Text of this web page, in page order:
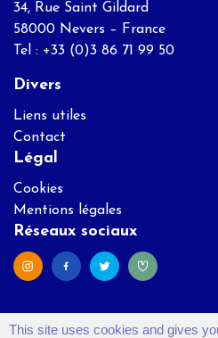
34, Rue Saint Gildard
58000 Nevers – France
Tel : +33 (0)3 86 71 99 50
Divers
Liens utiles
Contact
Légal
Cookies
Mentions légales
Réseaux sociaux
This site uses cookies and gives